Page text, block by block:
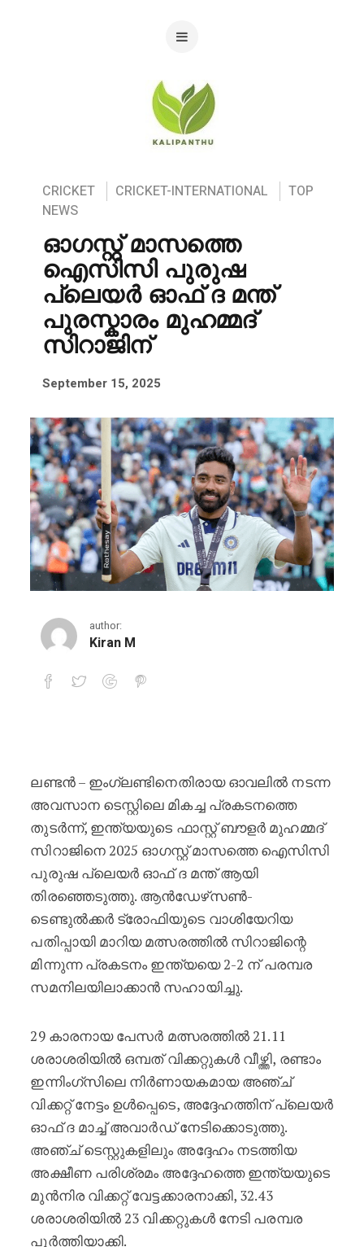
CRICKET CRICKET-INTERNATIONAL
TOP
NEWS
ഓഗസ്റ്റ് മാസത്തെ
ഐസിസി പുരുഷ
പ്ലെയർ ഓഫ് ദ മന്ത്
പുരസ്കാരം മുഹമ്മദ്
സിറാജിന്
September 15, 2025
author:
Kiran M
ലണ്ടൻ – ഇംഗ്ലണ്ടിനെതിരായ ഓവലിൽ നടന്ന
അവസാന ടെസ്റ്റിലെ മികച്ച പ്രകടനത്തെ
തുടർന്ന്, ഇന്ത്യയുടെ ഫാസ്റ്റ് ബൗളർ മുഹമ്മദ്
സിറാജിനെ 2025 ഓഗസ്റ്റ് മാസത്തെ ഐസിസി
പുരുഷ പ്ലെയർ ഓഫ് ദ മന്ത് ആയി
തിരഞ്ഞെടുത്തു. ആൻഡേഴ്‌സൺ-
ടെണ്ടുൽക്കർ ട്രോഫിയുടെ വാശിയേറിയ
പതിപ്പായി മാറിയ മത്സരത്തിൽ സിറാജിന്റെ
മിന്നുന്ന പ്രകടനം ഇന്ത്യയെ 2-2 ന് പരമ്പര
സമനിലയിലാക്കാൻ സഹായിച്ചു.
29 കാരനായ പേസർ മത്സരത്തിൽ 21.11
ശരാശരിയിൽ ഒമ്പത് വിക്കറ്റുകൾ വീഴ്ത്തി, രണ്ടാം
ഇന്നിംഗ്‌സിലെ നിർണായകമായ അഞ്ച്
വിക്കറ്റ് നേട്ടം ഉൾപ്പെടെ, അദ്ദേഹത്തിന് പ്ലെയർ
ഓഫ് ദ മാച്ച് അവാർഡ് നേടിക്കൊടുത്തു.
അഞ്ച് ടെസ്റ്റുകളിലും അദ്ദേഹം നടത്തിയ
അക്ഷീണ പരിശ്രമം അദ്ദേഹത്തെ ഇന്ത്യയുടെ
മുൻനിര വിക്കറ്റ് വേട്ടക്കാരനാക്കി, 32.43
ശരാശരിയിൽ 23 വിക്കറ്റുകൾ നേടി പരമ്പര
പൂർത്തിയാക്കി.